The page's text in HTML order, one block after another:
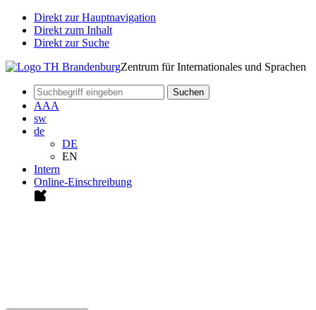
Direkt zur Hauptnavigation
Direkt zum Inhalt
Direkt zur Suche
Suchen
AAA
sw
de
DE
EN
Intern
Online-Einschreibung
Zentrum für Internationales und Sprachen